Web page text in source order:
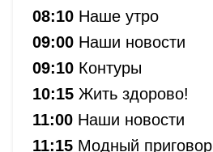
08:10 Наше утро
09:00 Наши новости
09:10 Контуры
10:15 Жить здорово!
11:00 Наши новости
11:15 Модный приговор